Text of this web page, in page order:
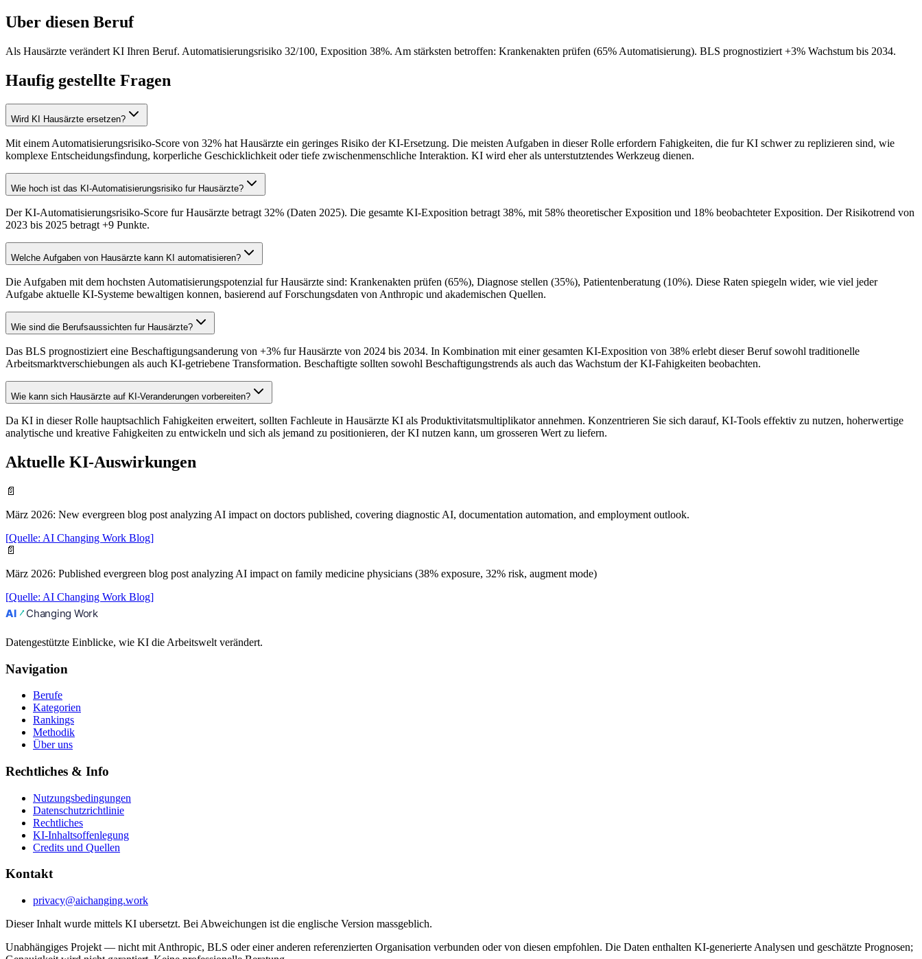
Uber diesen Beruf
Als Hausärzte verändert KI Ihren Beruf. Automatisierungsrisiko 32/100, Exposition 38%. Am stärksten betroffen: Krankenakten prüfen (65% Automatisierung). BLS prognostiziert +3% Wachstum bis 2034.
Haufig gestellte Fragen
Wird KI Hausärzte ersetzen?
Mit einem Automatisierungsrisiko-Score von 32% hat Hausärzte ein geringes Risiko der KI-Ersetzung. Die meisten Aufgaben in dieser Rolle erfordern Fahigkeiten, die fur KI schwer zu replizieren sind, wie
komplexe Entscheidungsfindung, korperliche Geschicklichkeit oder tiefe zwischenmenschliche Interaktion. KI wird eher als unterstutztendes Werkzeug dienen.
Wie hoch ist das KI-Automatisierungsrisiko fur Hausärzte?
Der KI-Automatisierungsrisiko-Score fur Hausärzte betragt 32% (Daten 2025). Die gesamte KI-Exposition betragt 38%, mit 58% theoretischer Exposition und 18% beobachteter Exposition. Der Risikotrend von
2023 bis 2025 betragt +9 Punkte.
Welche Aufgaben von Hausärzte kann KI automatisieren?
Die Aufgaben mit dem hochsten Automatisierungspotenzial fur Hausärzte sind: Krankenakten prüfen (65%), Diagnose stellen (35%), Patientenberatung (10%). Diese Raten spiegeln wider, wie viel jeder
Aufgabe aktuelle KI-Systeme bewaltigen konnen, basierend auf Forschungsdaten von Anthropic und akademischen Quellen.
Wie sind die Berufsaussichten fur Hausärzte?
Das BLS prognostiziert eine Beschaftigungsanderung von +3% fur Hausärzte von 2024 bis 2034. In Kombination mit einer gesamten KI-Exposition von 38% erlebt dieser Beruf sowohl traditionelle
Arbeitsmarktverschiebungen als auch KI-getriebene Transformation. Beschaftigte sollten sowohl Beschaftigungstrends als auch das Wachstum der KI-Fahigkeiten beobachten.
Wie kann sich Hausärzte auf KI-Veranderungen vorbereiten?
Da KI in dieser Rolle hauptsachlich Fahigkeiten erweitert, sollten Fachleute in Hausärzte KI als Produktivitatsmultiplikator annehmen. Konzentrieren Sie sich darauf, KI-Tools effektiv zu nutzen, hoherwertige
analytische und kreative Fahigkeiten zu entwickeln und sich als jemand zu positionieren, der KI nutzen kann, um grosseren Wert zu liefern.
Aktuelle KI-Auswirkungen
📄
März 2026: New evergreen blog post analyzing AI impact on doctors published, covering diagnostic AI, documentation automation, and employment outlook.
[Quelle: AI Changing Work Blog]
📄
März 2026: Published evergreen blog post analyzing AI impact on family medicine physicians (38% exposure, 32% risk, augment mode)
[Quelle: AI Changing Work Blog]
Datengestützte Einblicke, wie KI die Arbeitswelt verändert.
Navigation
Berufe
Kategorien
Rankings
Methodik
Über uns
Rechtliches & Info
Nutzungsbedingungen
Datenschutzrichtlinie
Rechtliches
KI-Inhaltsoffenlegung
Credits und Quellen
Kontakt
privacy@aichanging.work
Dieser Inhalt wurde mittels KI ubersetzt. Bei Abweichungen ist die englische Version massgeblich.
Unabhängiges Projekt — nicht mit Anthropic, BLS oder einer anderen referenzierten Organisation verbunden oder von diesen empfohlen. Die Daten enthalten KI-generierte Analysen und geschätzte Prognosen;